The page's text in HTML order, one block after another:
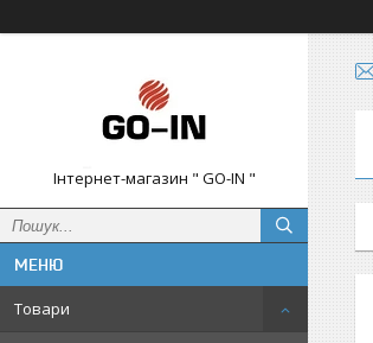
Інтернет-магазин " GO-IN "
Товари